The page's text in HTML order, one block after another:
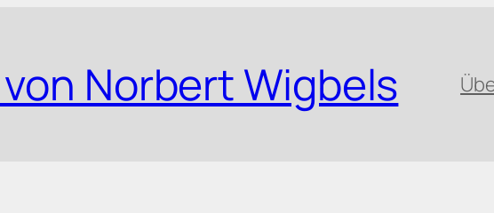
Norbert Wigbels